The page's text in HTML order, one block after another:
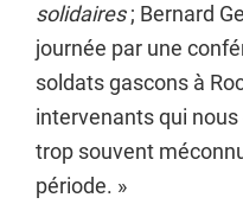
solidaires; Bernard
journée par une
soldats gascons à
intervenants qui
trop souvent
période. »